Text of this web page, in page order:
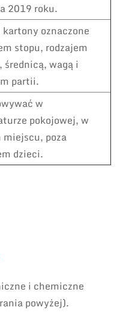
2019 roku.
kartony oznaczone
stopu, rodzajem
wagą i
partii.
w
pokojowej, w
miejscu, poza
dzieci.
i chemiczne
powyżej).